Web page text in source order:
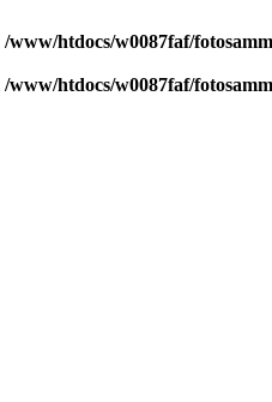
/www/htdocs/w0087faf/
/www/htdocs/w0087faf/